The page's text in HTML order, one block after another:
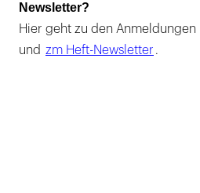
Newsletter?
Hier geht zu den Anmeldungen
und zm Heft-Newsletter .